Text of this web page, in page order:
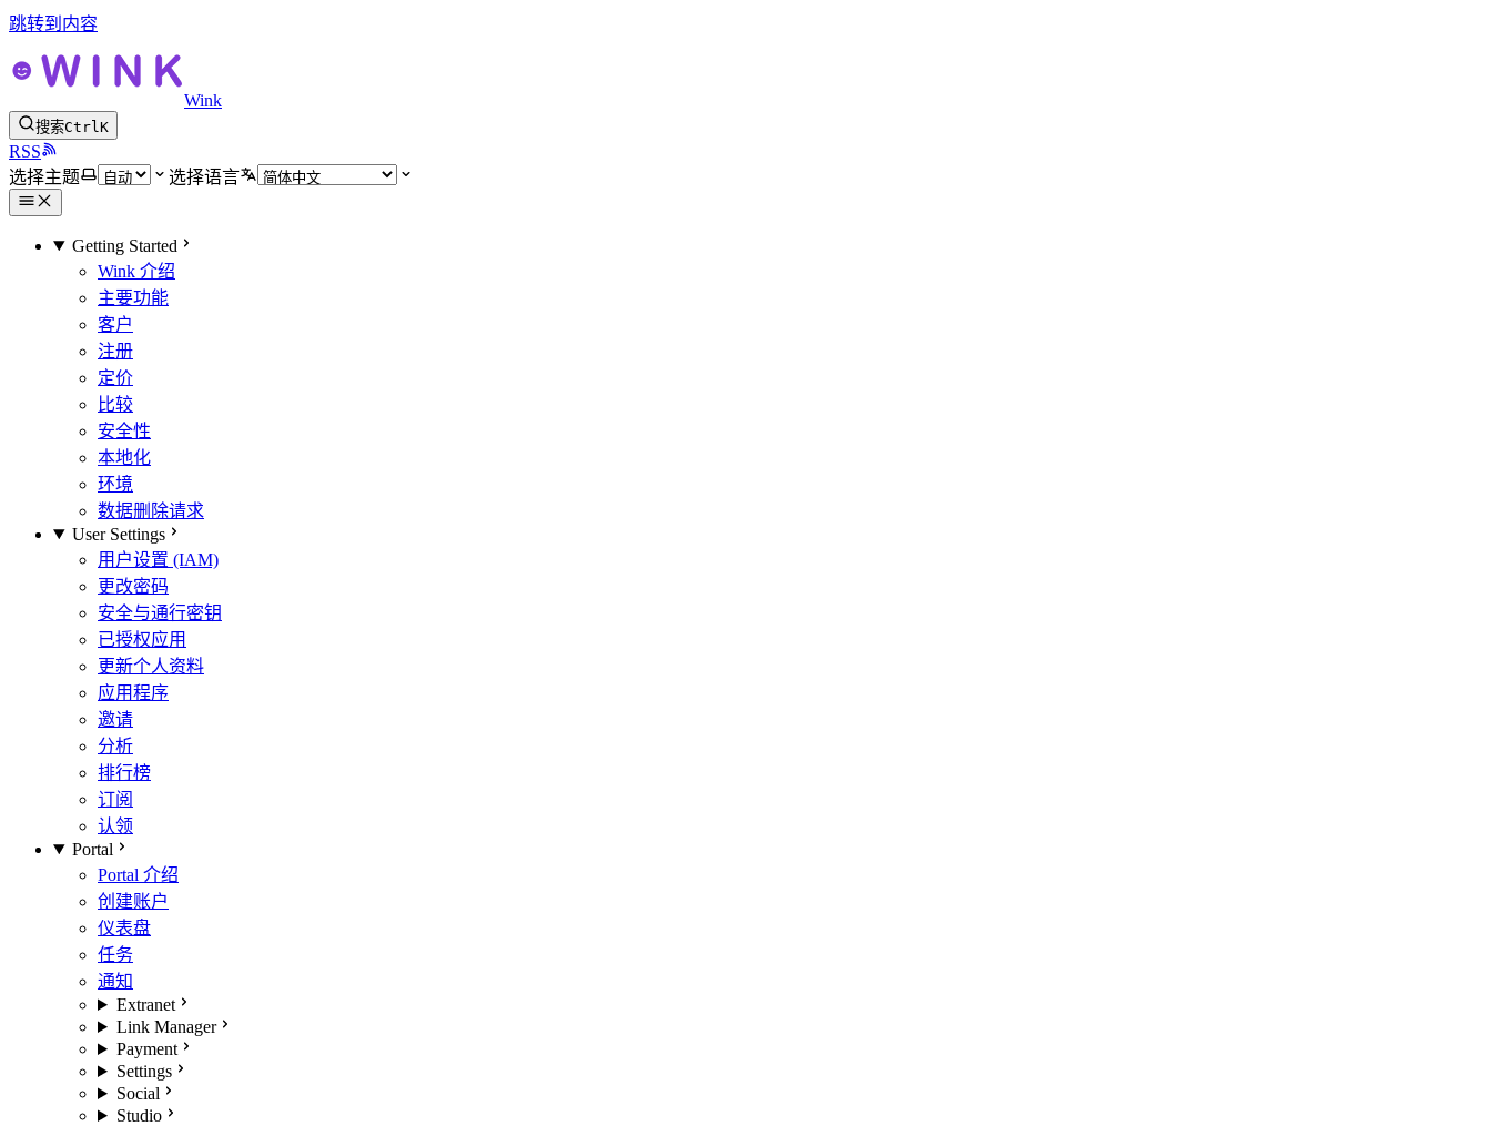
跳转到内容
Wink
搜索CtrlK
RSS
选择主题
选择语言
Getting Started
Wink 介绍
主要功能
客户
注册
定价
比较
安全性
本地化
环境
数据删除请求
User Settings
用户设置 (IAM)
更改密码
安全与通行密钥
已授权应用
更新个人资料
应用程序
邀请
分析
排行榜
订阅
认领
Portal
Portal 介绍
创建账户
仪表盘
任务
通知
Extranet
Link Manager
Payment
Settings
Social
Studio